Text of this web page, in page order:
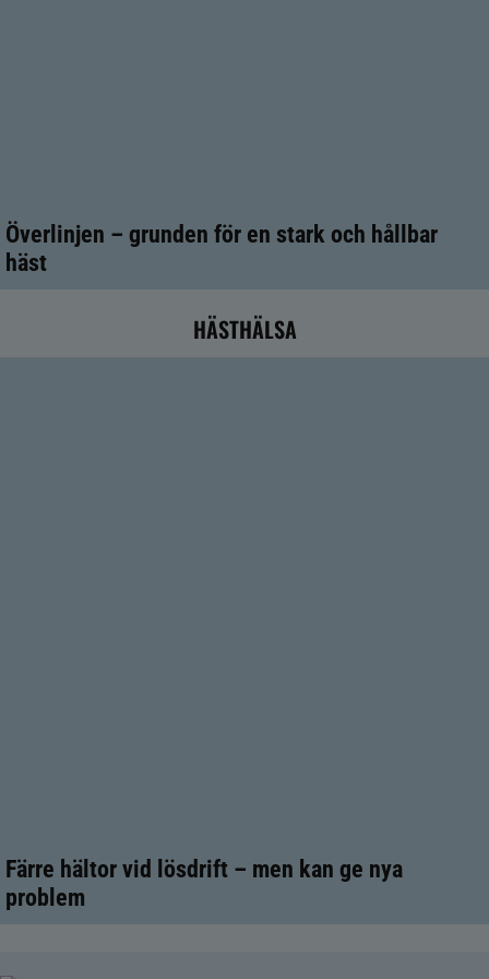
Överlinjen – grunden för en stark och hållbar
häst
HÄSTHÄLSA
Färre hältor vid lösdrift – men kan ge nya
problem